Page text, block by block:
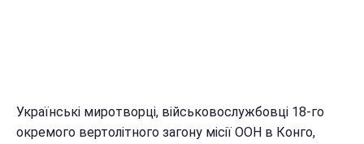
Українські миротворці, військовослужбовці 18-го
окремого вертолітного загону місії ООН в Конго,